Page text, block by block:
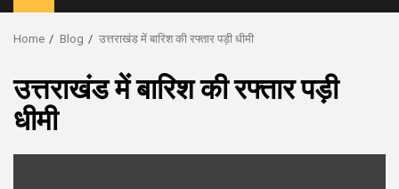
Menu
Home Blog उत्तराखंड में बारिश की रफ्तार पड़ी धीमी
उत्तराखंड में बारिश की रफ्तार पड़ी
धीमी